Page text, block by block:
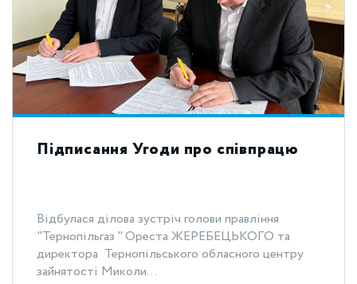
Підписання Угоди про співпрацю
Відбулася ділова зустріч голови правління
"Тернопільгаз " Ореста ЖЕРЕБЕЦЬКОГО та
директора Тернопільського обласного центру
зайнятості Миколи...